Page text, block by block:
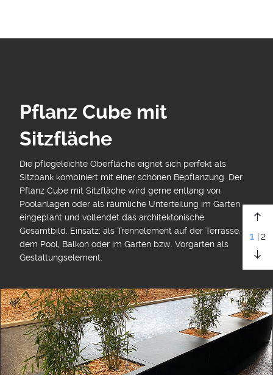
1 |2
Pflanz Cube mit
Sitzfläche
Die pflegeleichte Oberfläche eignet sich perfekt als
Sitzbank kombiniert mit einer schönen Bepflanzung. Der
Pflanz Cube mit Sitzfläche wird gerne entlang von
Poolanlagen oder als räumliche Unterteilung im Garten
eingeplant und vollendet das architektonische
Gesamtbild. Einsatz: als Trennelement auf der Terrasse,
dem Pool, Balkon oder im Garten bzw. Vorgarten als
Gestaltungselement.